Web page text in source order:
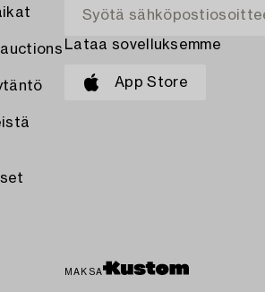
Lataa sovelluksemme
App Store
MAKSA